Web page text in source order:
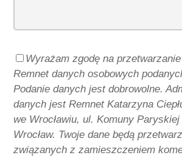
Wyrażam zgodę na
Remnet danych osobowych
Podanie danych jest dobrowolne.
danych jest Remnet Katarzyna
we Wrocławiu, ul. Komuny
Wrocław. Twoje dane będą
związanych z zamieszczeniem